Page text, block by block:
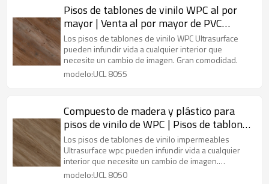
Pisos de tablones de vinilo WPC al por
mayor | Venta al por mayor de PVC
directo del fabricante | cuarto de lavado
Extreme Performance Sensible Style
UCL 8055
Los pisos de tablones de vinilo WPC Ultrasurface
pueden infundir vida a cualquier interior que
necesite un cambio de imagen. Gran comodidad.
modelo:UCL 8055
Compuesto de madera y plástico para
pisos de vinilo de WPC | Pisos de tablones
de PVC | Apartamento Oficina Hotel
Dormitorio Cocina Residencial Comercial
UCL 8050
Los pisos de tablones de vinilo impermeables
Ultrasurface wpc pueden infundir vida a cualquier
interior que necesite un cambio de imagen.
Comodidad bajo los pies.
modelo:UCL 8050